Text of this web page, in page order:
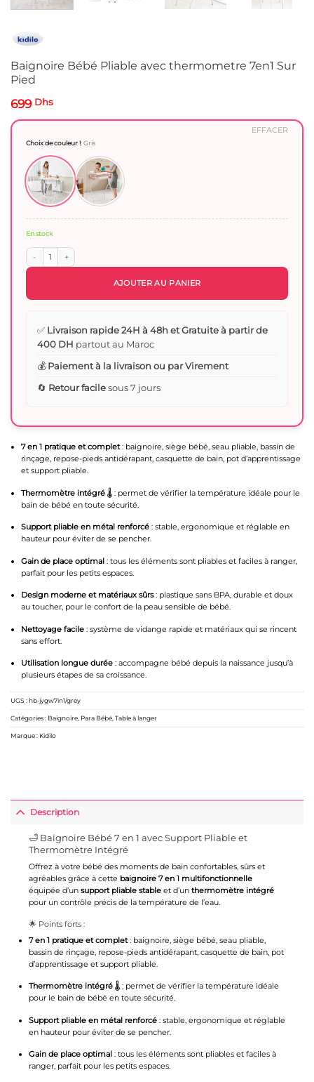
Baignoire Bébé Pliable avec thermometre 7en1 Sur
Pied
699 Dhs
7 en 1 pratique et complet: baignoire, siège bébé, seau pliable, bassin de
rinçage, repose-pieds antidérapant, casquette de bain, pot d’apprentissage
et support pliable.
Thermomètre intégré🌡️ : permet de vérifier la température idéale pour le
bain de bébé en toute sécurité.
Support pliable en métal renforcé: stable, ergonomique et réglable en
hauteur pour éviter de se pencher.
Gain de place optimal: tous les éléments sont pliables et faciles à ranger,
parfait pour les petits espaces.
Design moderne et matériaux sûrs: plastique sans BPA, durable et doux
au toucher, pour le confort de la peau sensible de bébé.
Nettoyage facile: système de vidange rapide et matériaux qui se rincent
sans effort.
Utilisation longue durée: accompagne bébé depuis la naissance jusqu’à
plusieurs étapes de sa croissance.
Choix de couleur !:Gris
EFFACER
En stock
quantité de Baignoire Bébé Pliable avec thermometre 7en1 Sur Pied
AJOUTER AU PANIER
✅ Livraison rapide 24H à 48h et Gratuite à partir de
400 DH partout au Maroc
💰 Paiement à la livraison ou par Virement
🔄 Retour facilesous 7 jours
UGS :hb-jygw7in1/grey
Catégories : Baignoire Para Bébé Table à langer
Marque : Kidilo
Description
🛁 Baignoire Bébé 7 en 1 avec Support Pliable et
Thermomètre Intégré
Offrez à votre bébé des moments de bain confortables, sûrs et
agréables grâce à cette baignoire 7 en 1 multifonctionnelle
équipée d’un support pliable stableet d’un thermomètre intégré
pour un contrôle précis de la température de l’eau.
🌟 Points forts :
7 en 1 pratique et complet: baignoire, siège bébé, seau pliable,
bassin de rinçage, repose-pieds antidérapant, casquette de bain, pot
d’apprentissage et support pliable.
Thermomètre intégré🌡️ : permet de vérifier la température idéale
pour le bain de bébé en toute sécurité.
Support pliable en métal renforcé: stable, ergonomique et réglable
en hauteur pour éviter de se pencher.
Gain de place optimal: tous les éléments sont pliables et faciles à
ranger, parfait pour les petits espaces.